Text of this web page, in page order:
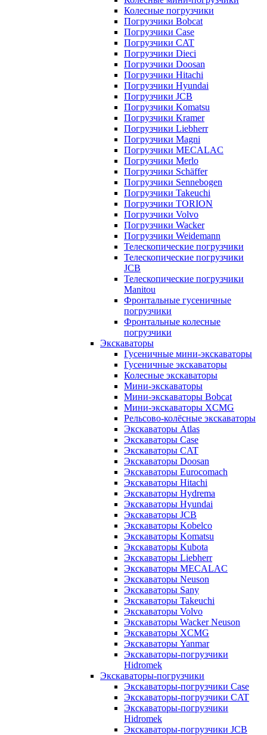
Колесные погрузчики
Погрузчики Bobcat
Погрузчики Case
Погрузчики CAT
Погрузчики Dieci
Погрузчики Doosan
Погрузчики Hitachi
Погрузчики Hyundai
Погрузчики JCB
Погрузчики Komatsu
Погрузчики Kramer
Погрузчики Liebherr
Погрузчики Magni
Погрузчики MECALAC
Погрузчики Merlo
Погрузчики Schäffer
Погрузчики Sennebogen
Погрузчики Takeuchi
Погрузчики TORION
Погрузчики Volvo
Погрузчики Wacker
Погрузчики Weidemann
Телескопические погрузчики
Телескопические погрузчики
JCB
Телескопические погрузчики
Manitou
Фронтальные гусеничные
погрузчики
Фронтальные колесные
погрузчики
Экскаваторы
Гусеничные мини-экскаваторы
Гусеничные экскаваторы
Колесные экскаваторы
Мини-экскаваторы
Мини-экскаваторы Bobcat
Мини-экскаваторы XCMG
Рельсово-колёсные экскаваторы
Экскаваторы Atlas
Экскаваторы Case
Экскаваторы CAT
Экскаваторы Doosan
Экскаваторы Eurocomach
Экскаваторы Hitachi
Экскаваторы Hydrema
Экскаваторы Hyundai
Экскаваторы JCB
Экскаваторы Kobelco
Экскаваторы Komatsu
Экскаваторы Kubota
Экскаваторы Liebherr
Экскаваторы MECALAC
Экскаваторы Neuson
Экскаваторы Sany
Экскаваторы Takeuchi
Экскаваторы Volvo
Экскаваторы Wacker Neuson
Экскаваторы XCMG
Экскаваторы Yanmar
Экскаваторы-погрузчики
Hidromek
Экскаваторы-погрузчики
Экскаваторы-погрузчики Case
Экскаваторы-погрузчики CAT
Экскаваторы-погрузчики
Hidromek
Экскаваторы-погрузчики JCB